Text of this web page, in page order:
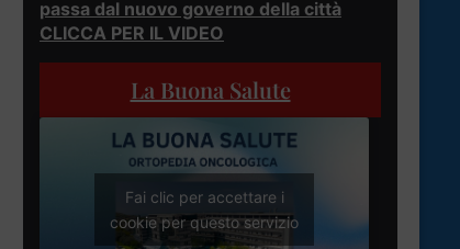
passa dal nuovo governo della città
CLICCA PER IL VIDEO
La Buona Salute
Fai clic per accettare i
cookie per questo servizio